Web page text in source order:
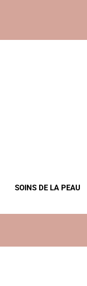
SOINS DE LA PEAU